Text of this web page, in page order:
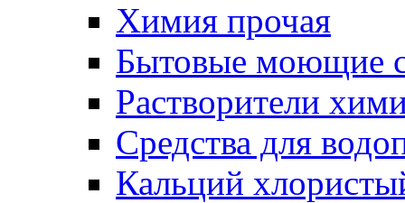
Химия прочая
Бытовые моющие
Растворители
Средства для
Кальций